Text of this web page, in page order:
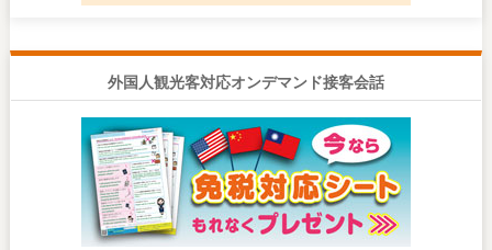
外国人観光客対応オンデマンド接客会話